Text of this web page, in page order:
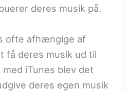
deres musik på.
ofte afhængige af
få deres musik ud til
iTunes blev det
deres egen musik